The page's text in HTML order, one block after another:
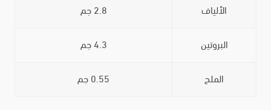
الألياف 2.8 جم
البروتين 4.3 جم
الملح 0.55 جم